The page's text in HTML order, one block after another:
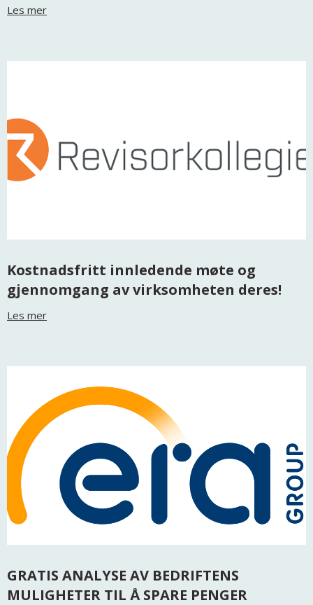
Les mer
Kostnadsfritt innledende møte og
gjennomgang av virksomheten deres!
Les mer
GRATIS ANALYSE AV BEDRIFTENS
MULIGHETER TIL Å SPARE PENGER